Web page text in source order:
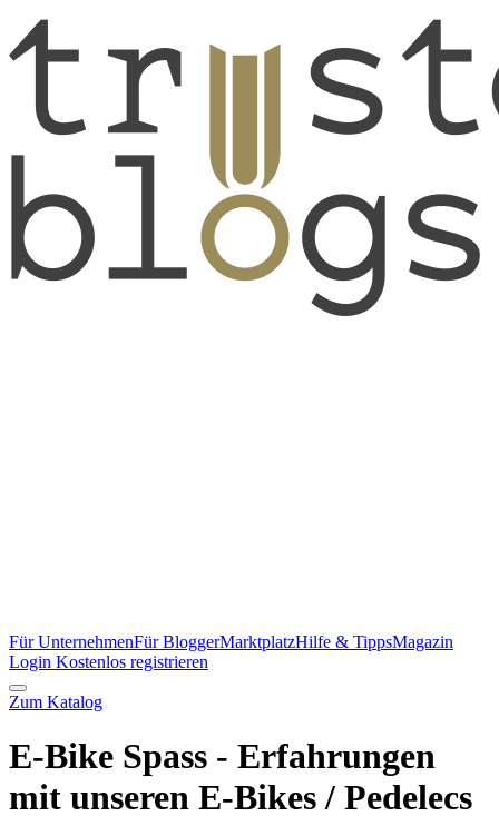
Für UnternehmenFür BloggerMarktplatzHilfe & TippsMagazin
Login Kostenlos registrieren
Zum Katalog
E-Bike Spass - Erfahrungen
mit unseren E-Bikes / Pedelecs